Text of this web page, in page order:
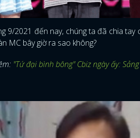
9/2021 đến nay, chúng ta đã chia
MC bây giờ ra sao không?
"Tứ đại bình bông" Cbiz ngày ấy: